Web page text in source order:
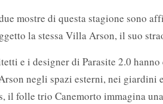
mostre di questa stagione sono
la stessa Villa Arson, il suo
e i designer di Parasite 2.0
negli spazi esterni, nei giardini
il folle trio Canemorto immagina